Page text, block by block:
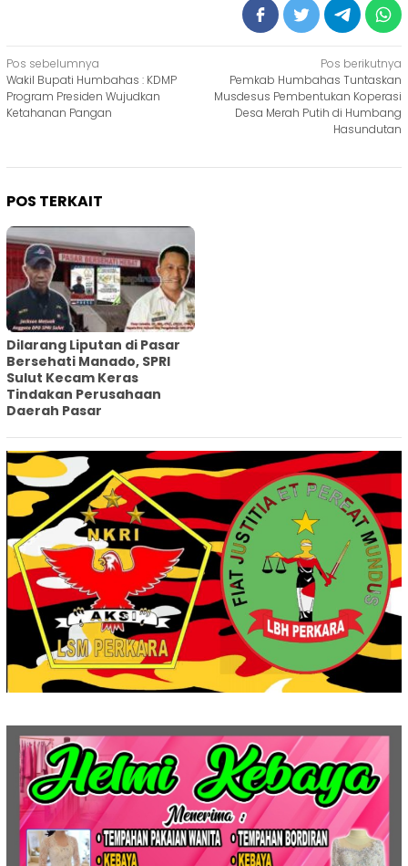
Navigasi
pos
Pos sebelumnya
Wakil Bupati Humbahas : KDMP
Program Presiden Wujudkan
Ketahanan Pangan
Pos berikutnya
Pemkab Humbahas Tuntaskan
Musdesus Pembentukan Koperasi
Desa Merah Putih di Humbang
Hasundutan
POS TERKAIT
Dilarang Liputan di Pasar
Bersehati Manado, SPRI
Sulut Kecam Keras
Tindakan Perusahaan
Daerah Pasar